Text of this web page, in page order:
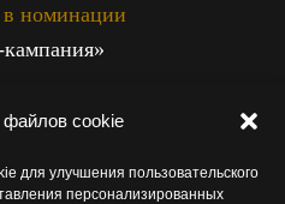
cookie
для улучшения пользовательского
персонализированных
номинации